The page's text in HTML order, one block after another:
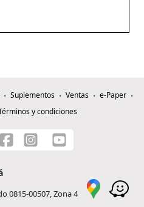
Suplementos Ventas
e-Paper
y condiciones
0815-00507, Zona 4